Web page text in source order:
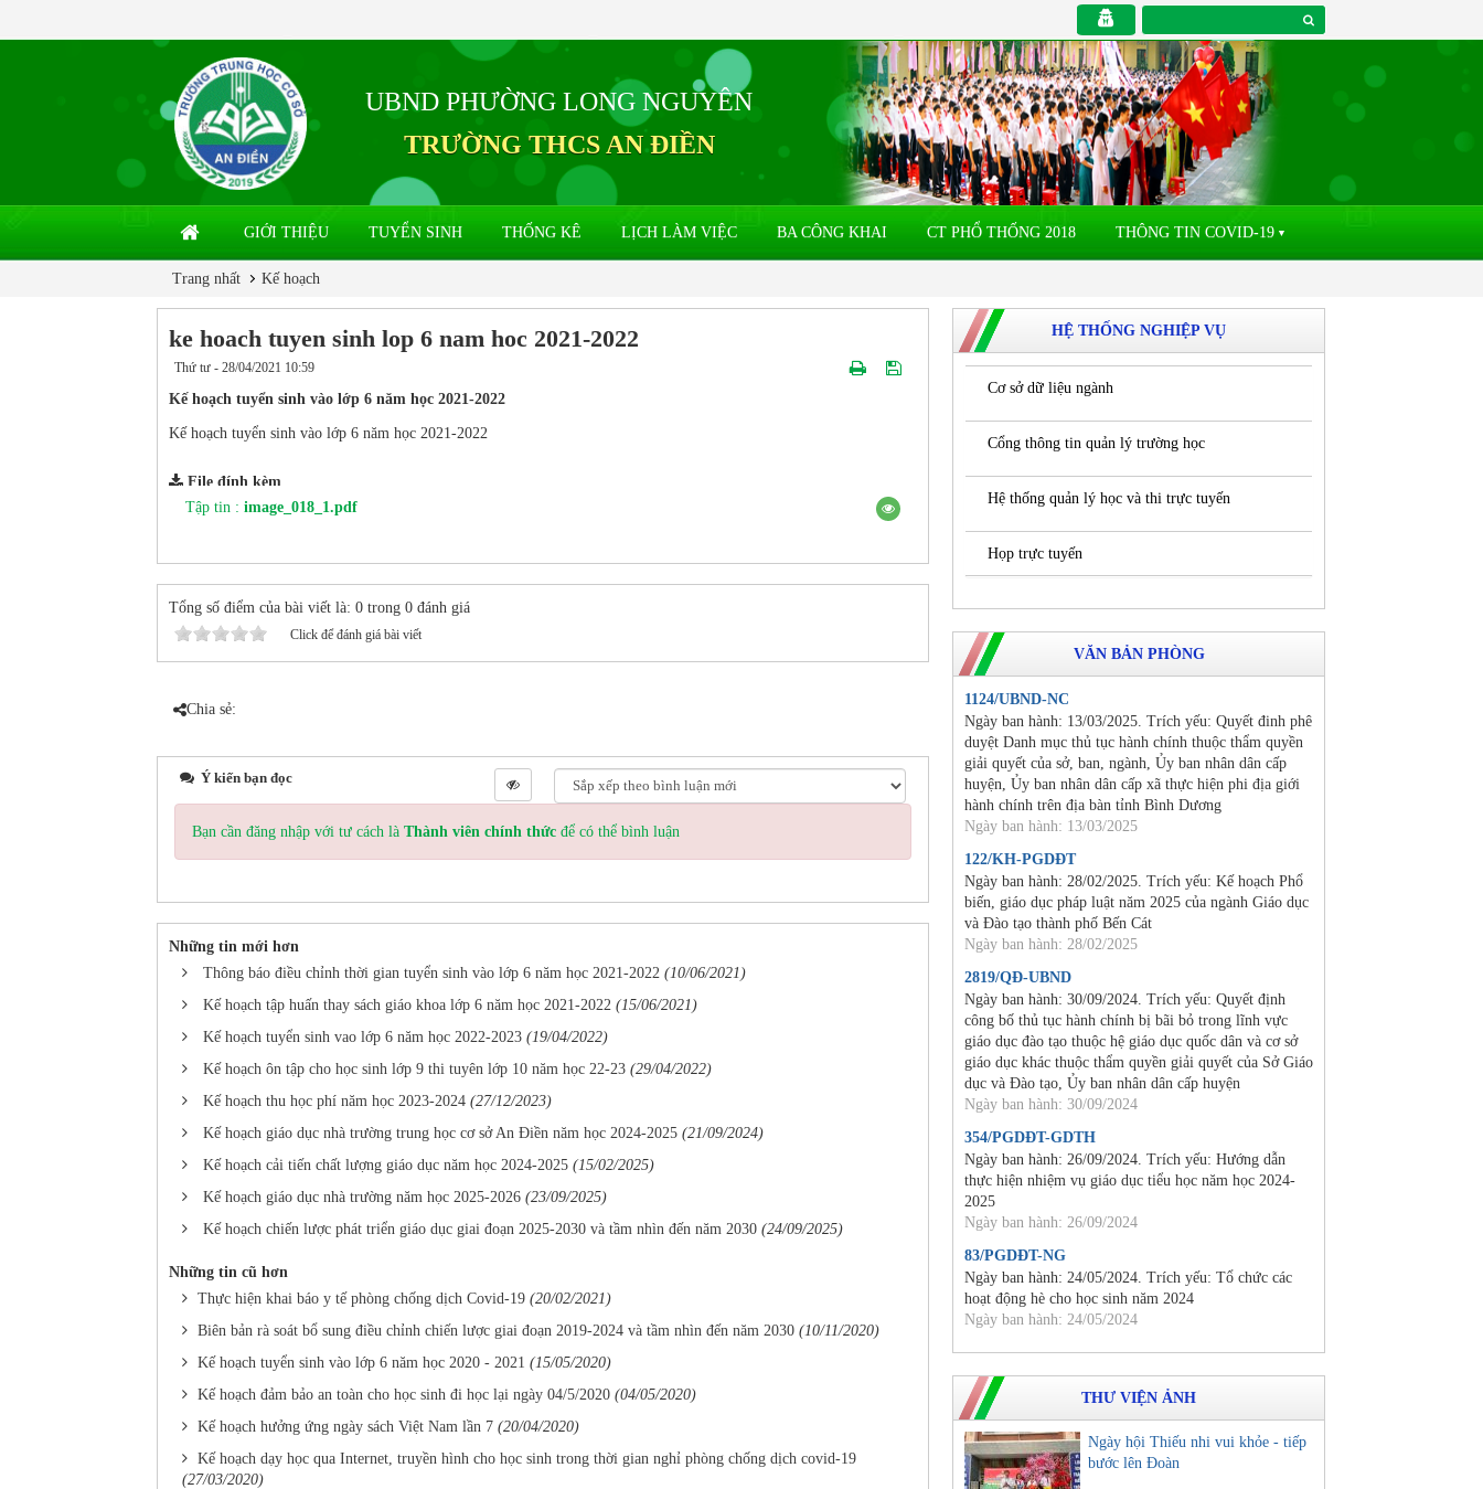
UBND PHƯỜNG LONG NGUYÊN
TRƯỜNG THCS AN ĐIỀN
GIỚI THIỆU TUYỂN SINH THỐNG KÊ LỊCH LÀM VIỆC BA CÔNG KHAI CT PHỔ THỐNG 2018 THÔNG TIN COVID-19 ▼
Trang nhất Kế hoạch
ke hoach tuyen sinh lop 6 nam hoc 2021-2022
Thứ tư - 28/04/2021 10:59
Kế hoạch tuyển sinh vào lớp 6 năm học 2021-2022
Kế hoạch tuyển sinh vào lớp 6 năm học 2021-2022
File đính kèm
Tập tin : image_018_1.pdf
Tổng số điểm của bài viết là: 0 trong 0 đánh giá
Click để đánh giá bài viết
Chia sẻ:
Ý kiến bạn đọc
Bạn cần đăng nhập với tư cách là Thành viên chính thức để có thể bình luận
Những tin mới hơn
Thông báo điều chỉnh thời gian tuyển sinh vào lớp 6 năm học 2021-2022 (10/06/2021)
Kế hoạch tập huấn thay sách giáo khoa lớp 6 năm học 2021-2022 (15/06/2021)
Kế hoạch tuyển sinh vao lớp 6 năm học 2022-2023 (19/04/2022)
Kế hoạch ôn tập cho học sinh lớp 9 thi tuyên lớp 10 năm học 22-23 (29/04/2022)
Kế hoạch thu học phí năm học 2023-2024 (27/12/2023)
Kế hoạch giáo dục nhà trường trung học cơ sở An Điền năm học 2024-2025 (21/09/2024)
Kế hoạch cải tiến chất lượng giáo dục năm học 2024-2025 (15/02/2025)
Kế hoạch giáo dục nhà trường năm học 2025-2026 (23/09/2025)
Kế hoạch chiến lược phát triển giáo dục giai đoạn 2025-2030 và tầm nhìn đến năm 2030 (24/09/2025)
Những tin cũ hơn
Thực hiện khai báo y tế phòng chống dịch Covid-19 (20/02/2021)
Biên bản rà soát bổ sung điều chỉnh chiến lược giai đoạn 2019-2024 và tầm nhìn đến năm 2030 (10/11/2020)
Kế hoạch tuyển sinh vào lớp 6 năm học 2020 - 2021 (15/05/2020)
Kế hoạch đảm bảo an toàn cho học sinh đi học lại ngày 04/5/2020 (04/05/2020)
Kế hoạch hưởng ứng ngày sách Việt Nam lần 7 (20/04/2020)
Kế hoạch dạy học qua Internet, truyền hình cho học sinh trong thời gian nghỉ phòng chống dịch covid-19
(27/03/2020)
HỆ THỐNG NGHIỆP VỤ
Cơ sở dữ liệu ngành
Cổng thông tin quản lý trường học
Hệ thống quản lý học và thi trực tuyến
Họp trực tuyến
VĂN BẢN PHÒNG
1124/UBND-NC
Ngày ban hành: 13/03/2025. Trích yếu: Quyết đinh phê
duyệt Danh mục thủ tục hành chính thuộc thẩm quyền
giải quyết của sở, ban, ngành, Ủy ban nhân dân cấp
huyện, Ủy ban nhân dân cấp xã thực hiện phi địa giới
hành chính trên địa bàn tỉnh Bình Dương
Ngày ban hành: 13/03/2025
122/KH-PGDĐT
Ngày ban hành: 28/02/2025. Trích yếu: Kế hoạch Phổ
biến, giáo dục pháp luật năm 2025 của ngành Giáo dục
và Đào tạo thành phố Bến Cát
Ngày ban hành: 28/02/2025
2819/QĐ-UBND
Ngày ban hành: 30/09/2024. Trích yếu: Quyết định
công bố thủ tục hành chính bị bãi bỏ trong lĩnh vực
giáo dục đào tạo thuộc hệ giáo dục quốc dân và cơ sở
giáo dục khác thuộc thẩm quyền giải quyết của Sở Giáo
dục và Đào tạo, Ủy ban nhân dân cấp huyện
Ngày ban hành: 30/09/2024
354/PGDĐT-GDTH
Ngày ban hành: 26/09/2024. Trích yếu: Hướng dẫn
thực hiện nhiệm vụ giáo dục tiểu học năm học 2024-
2025
Ngày ban hành: 26/09/2024
83/PGDĐT-NG
Ngày ban hành: 24/05/2024. Trích yếu: Tổ chức các
hoạt động hè cho học sinh năm 2024
Ngày ban hành: 24/05/2024
THƯ VIỆN ẢNH
Ngày hội Thiếu nhi vui khỏe - tiếp
bước lên Đoàn